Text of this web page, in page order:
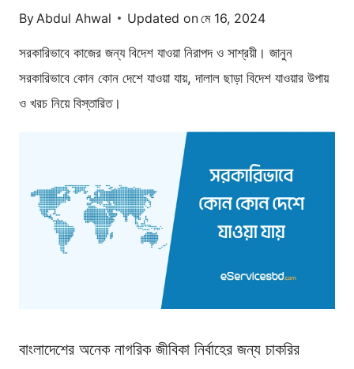
ByAbdul Ahwal Updated onমে 16, 2024
সরকারিভাবে কাজের জন্য বিদেশ যাওয়া নিরাপদ ও সাশ্রয়ী। জানুন
সরকারিভাবে কোন কোন দেশে যাওয়া যায়, দালাল ছাড়া বিদেশ যাওয়ার উপায়
ও খরচ নিয়ে বিস্তারিত।
বাংলাদেশের অনেক নাগরিক জীবিকা নির্বাহের জন্য চাকরির